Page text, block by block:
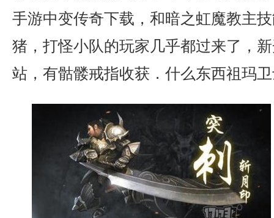
手游中变传奇下载，和暗之虹魔教主
猪，打怪小队的玩家几乎都过来了，
站，有骷髅戒指收获．什么东西祖玛